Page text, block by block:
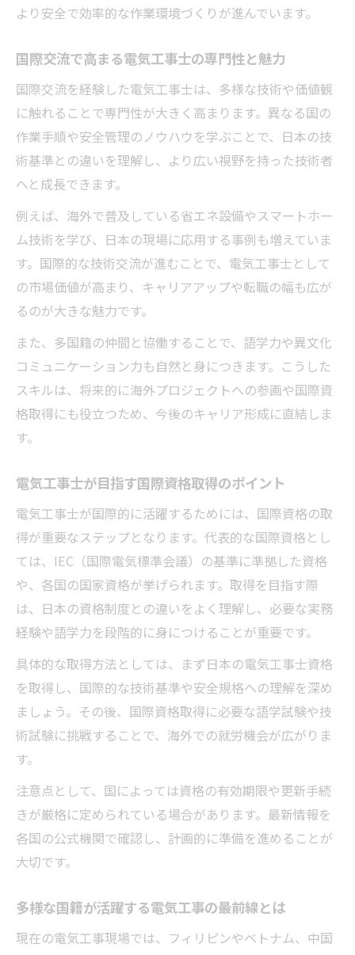
異文化理解が電気工事分野にもたらす価値
電気工事士が体験する多文化交流の現場例
電気工事を通じた多文化キャリア形成法
電気工事で築く多文化キャリアの始め方
異文化交流が電気工事士の成長に与える影
響
電気工事実務から学ぶ多様な働き方のコツ
国際資格取得で広がる電気工事の職域
多文化チームで成果を上げる電気工事の工
夫
日本就労を目指す電気工事技能実践ガイド
ップ
技能実習から特定技能への電気工事士転身
例
電気工事士試験合格に必要な学習ポイント
電気工事分野で評価される国際資格の活用
国際資格で広がる電気工事のチャンス
国際資格が電気工事士にもたらす新たな機
会
電気工事と国際交流で実現するグローバル
就労
電気工事士が取得を目指すべき国際資格一
覧
国際資格取得で変わる電気工事のキャリア
設計
より安全で効率的な作業環境づくりが進んでいます。
国際交流で高まる電気工事士の専門性と魅力
国際交流を経験した電気工事士は、多様な技術や価値観
に触れることで専門性が大きく高まります。異なる国の
作業手順や安全管理のノウハウを学ぶことで、日本の技
術基準との違いを理解し、より広い視野を持った技術者
へと成長できます。
例えば、海外で普及している省エネ設備やスマートホー
ム技術を学び、日本の現場に応用する事例も増えていま
す。国際的な技術交流が進むことで、電気工事士として
の市場価値が高まり、キャリアアップや転職の幅も広が
るのが大きな魅力です。
また、多国籍の仲間と協働することで、語学力や異文化
コミュニケーション力も自然と身につきます。こうした
スキルは、将来的に海外プロジェクトへの参画や国際資
格取得にも役立つため、今後のキャリア形成に直結しま
す。
電気工事士が目指す国際資格取得のポイント
電気工事士が国際的に活躍するためには、国際資格の取
得が重要なステップとなります。代表的な国際資格とし
ては、IEC（国際電気標準会議）の基準に準拠した資格
や、各国の国家資格が挙げられます。取得を目指す際
は、日本の資格制度との違いをよく理解し、必要な実務
経験や語学力を段階的に身につけることが重要です。
具体的な取得方法としては、まず日本の電気工事士資格
を取得し、国際的な技術基準や安全規格への理解を深め
ましょう。その後、国際資格取得に必要な語学試験や技
術試験に挑戦することで、海外での就労機会が広がりま
す。
注意点として、国によっては資格の有効期限や更新手続
きが厳格に定められている場合があります。最新情報を
各国の公式機関で確認し、計画的に準備を進めることが
大切です。
多様な国籍が活躍する電気工事の最前線とは
現在の電気工事現場では、フィリピンやベトナム、中国